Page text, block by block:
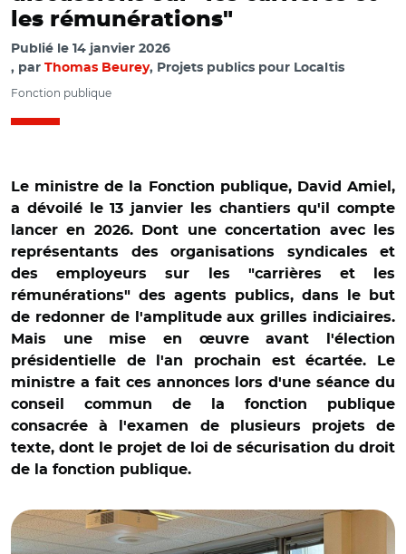
les rémunérations"
Publié le 14 janvier 2026
par Thomas Beurey, Projets publics pour Localtis
Fonction publique
Le ministre de la Fonction publique, David Amiel,
a dévoilé le 13 janvier les chantiers qu'il compte
lancer en 2026. Dont une concertation avec les
représentants des organisations syndicales et
des employeurs sur les "carrières et les
rémunérations" des agents publics, dans le but
de redonner de l'amplitude aux grilles indiciaires.
Mais une mise en œuvre avant l'élection
présidentielle de l'an prochain est écartée. Le
ministre a fait ces annonces lors d'une séance du
conseil commun de la fonction publique
consacrée à l'examen de plusieurs projets de
texte, dont le projet de loi de sécurisation du droit
de la fonction publique.
© @David Amiel/ Conseil commun de la fonction